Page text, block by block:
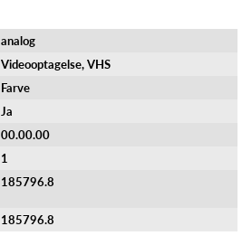
analog
Videooptagelse, VHS
Farve
Ja
00.00.00
1
185796.8
185796.8